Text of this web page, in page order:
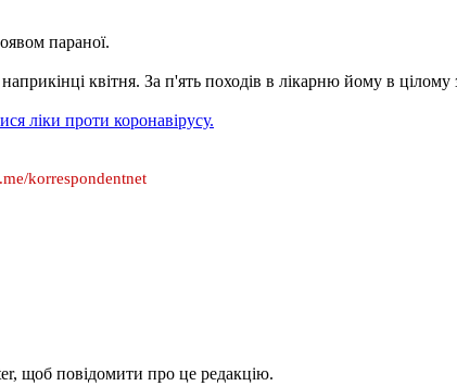
параної.
квітня. За п'ять походів в лікарню йому в цілому
ліки проти коронавірусу.
korrespondentnet
щоб повідомити про це редакцію.